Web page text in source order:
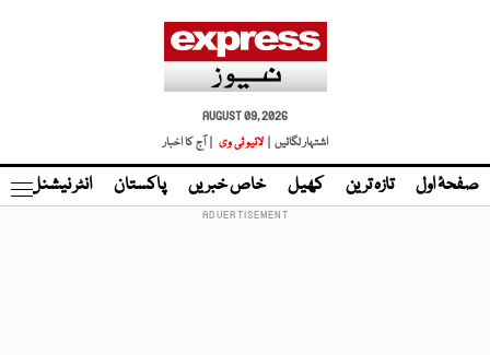
AUGUST 09, 2026
اشتہار لگائیں |
لائیو ٹی وی | آج کا اخبار
صفحۂ اول تازہ ترین کھیل خاص خبریں پاکستان انٹر نیشنل